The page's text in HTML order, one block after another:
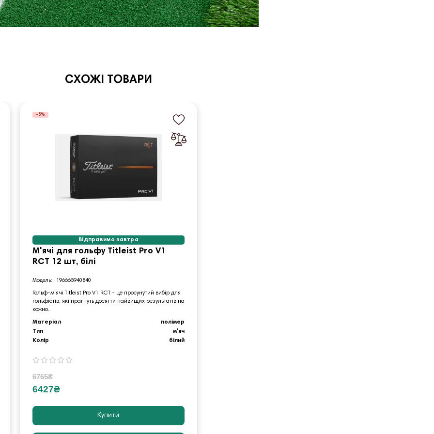
СХОЖІ ТОВАРИ
-5%
Відправимо завтра
М'ячі для гольфу Titleist Pro V1
RCT 12 шт, білі
196665940840
Гольф-м'ячі Titleist Pro V1 RCT - це просунутий вибір для
гольфістів, які прагнуть досягти найвищих результатів на
кожно..
Матеріал
полімер
Тип
м'яч
Колір
білий
6765₴
6427₴
Купити